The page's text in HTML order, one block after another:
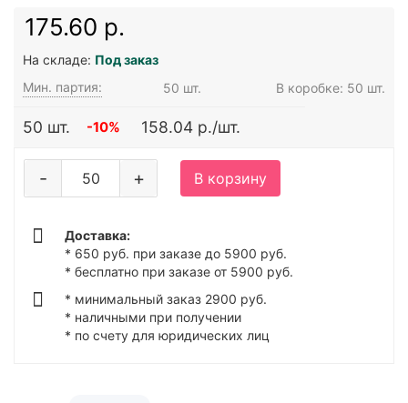
175.60 р.
На складе: Под заказ
Мин. партия:
50 шт. В коробке: 50 шт.
50 шт. -10% 158.04 р./шт.
+
- В корзину
Доставка:
* 650 руб. при заказе до 5900 руб.
* бесплатно при заказе от 5900 руб.
* минимальный заказ 2900 руб.
* наличными при получении
* по счету для юридических лиц